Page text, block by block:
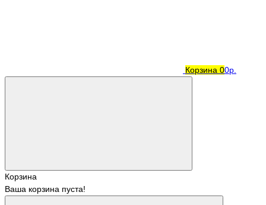
Корзина 00р.
Корзина
Ваша корзина пуста!